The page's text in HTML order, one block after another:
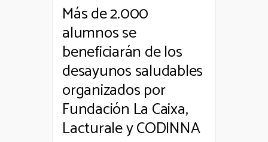
Más de 2.000
alumnos se
beneficiarán de los
desayunos saludables
organizados por
Fundación La Caixa,
Lacturale y CODINNA